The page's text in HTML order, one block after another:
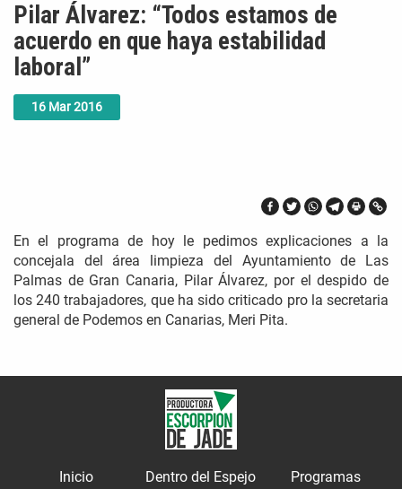
16 Mar2016
Pilar Álvarez: “Todos estamos de
acuerdo en que haya estabilidad
laboral”
En el programa de hoy le pedimos explicaciones a la
concejala del área limpieza del Ayuntamiento de Las
Palmas de Gran Canaria, Pilar Álvarez, por el despido de
los 240 trabajadores, que ha sido criticado pro la secretaria
general de Podemos en Canarias, Meri Pita.
Inicio Dentro del Espejo Programas